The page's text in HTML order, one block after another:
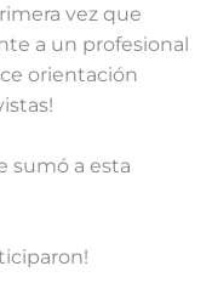
vez que
a un profesional
orientación
sumó a esta